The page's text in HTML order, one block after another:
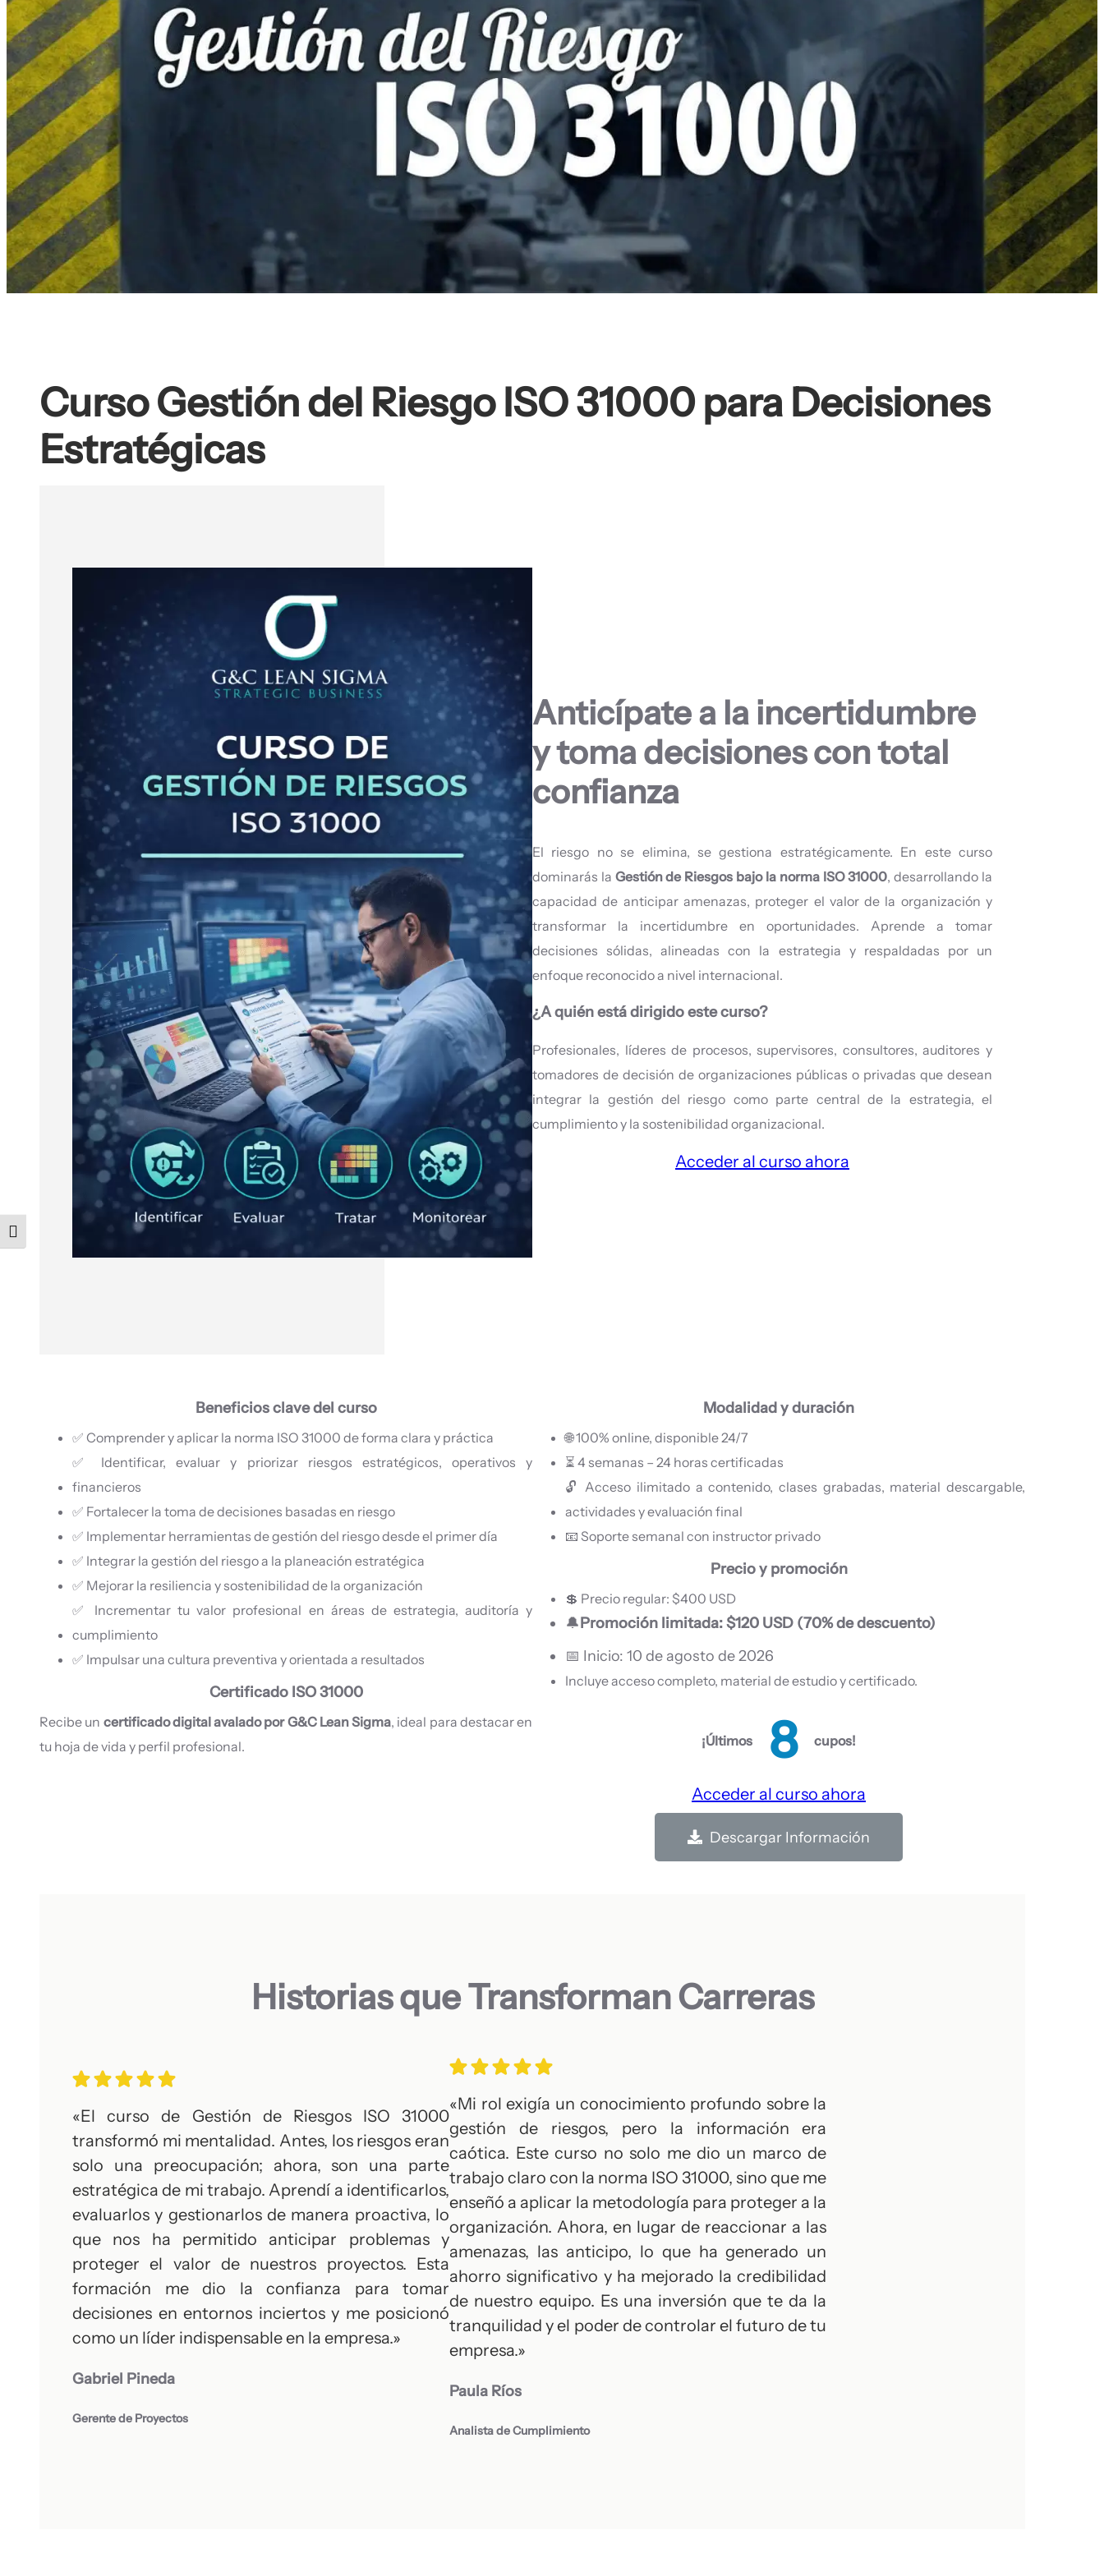
Alternar tamaño de letra
Curso Gestión del Riesgo ISO 31000 para Decisiones
Estratégicas
Anticípate a la incertidumbre
y toma decisiones con total
confianza
El riesgo no se elimina, se gestiona estratégicamente. En este curso
dominarás la Gestión de Riesgos bajo la norma ISO 31000, desarrollando la
capacidad de anticipar amenazas, proteger el valor de la organización y
transformar la incertidumbre en oportunidades. Aprende a tomar
decisiones sólidas, alineadas con la estrategia y respaldadas por un
enfoque reconocido a nivel internacional.
¿A quién está dirigido este curso?
Profesionales, líderes de procesos, supervisores, consultores, auditores y
tomadores de decisión de organizaciones públicas o privadas que desean
integrar la gestión del riesgo como parte central de la estrategia, el
cumplimiento y la sostenibilidad organizacional.
Acceder al curso ahora
Beneficios clave del curso
✅ Comprender y aplicar la norma ISO 31000 de forma clara y práctica
✅ Identificar, evaluar y priorizar riesgos estratégicos, operativos y
financieros
✅ Fortalecer la toma de decisiones basadas en riesgo
✅ Implementar herramientas de gestión del riesgo desde el primer día
✅ Integrar la gestión del riesgo a la planeación estratégica
✅ Mejorar la resiliencia y sostenibilidad de la organización
✅ Incrementar tu valor profesional en áreas de estrategia, auditoría y
cumplimiento
✅ Impulsar una cultura preventiva y orientada a resultados
Certificado ISO 31000
Recibe un certificado digital avalado por G&C Lean Sigma, ideal para destacar en
tu hoja de vida y perfil profesional.
Modalidad y duración
🌐 100% online, disponible 24/7
⏳ 4 semanas – 24 horas certificadas
🔓 Acceso ilimitado a contenido, clases grabadas, material descargable,
actividades y evaluación final
📧 Soporte semanal con instructor privado
Precio y promoción
💲 Precio regular: $400 USD
🔔Promoción limitada: $120 USD (70% de descuento)
📅 Inicio: 10 de agosto de 2026
Incluye acceso completo, material de estudio y certificado.
¡Últimos 6 cupos!
Acceder al curso ahora
Descargar Información
Historias que Transforman Carreras
«El curso de Gestión de Riesgos ISO 31000
transformó mi mentalidad. Antes, los riesgos eran
solo una preocupación; ahora, son una parte
estratégica de mi trabajo. Aprendí a identificarlos,
evaluarlos y gestionarlos de manera proactiva, lo
que nos ha permitido anticipar problemas y
proteger el valor de nuestros proyectos. Esta
formación me dio la confianza para tomar
decisiones en entornos inciertos y me posicionó
como un líder indispensable en la empresa.»
Gabriel Pineda
Gerente de Proyectos
«Mi rol exigía un conocimiento profundo sobre la
gestión de riesgos, pero la información era
caótica. Este curso no solo me dio un marco de
trabajo claro con la norma ISO 31000, sino que me
enseñó a aplicar la metodología para proteger a la
organización. Ahora, en lugar de reaccionar a las
amenazas, las anticipo, lo que ha generado un
ahorro significativo y ha mejorado la credibilidad
de nuestro equipo. Es una inversión que te da la
tranquilidad y el poder de controlar el futuro de tu
empresa.»
Paula Ríos
Analista de Cumplimiento